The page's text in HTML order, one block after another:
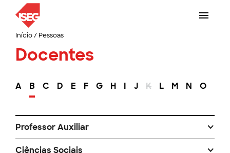
Início/ Pessoas
Docentes
A B C D E F G H I J K L M N O
Professor Auxiliar
Ciências Sociais